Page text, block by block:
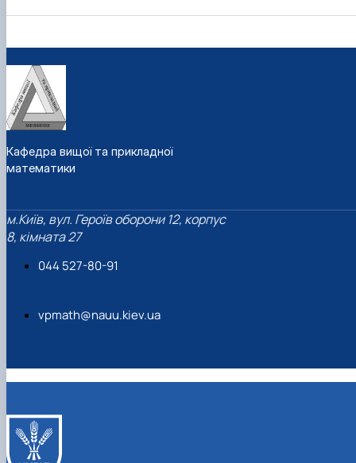
Кафедра вищої та прикладної
математики
м.Київ, вул. Героїв оборони 12, корпус
8, кімната 27
044 527-80-91
vpmath@nauu.kiev.ua